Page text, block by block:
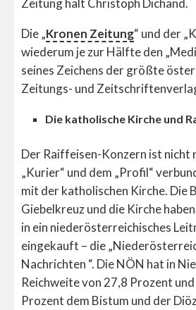
Die „Kronen Zeitung“ und der
wiederum je zur Hälfte den
seines Zeichens der größte
Zeitungs- und
Die katholische Kirche und
Der Raiffeisen-Konzern ist nicht
„Kurier“ und dem „Profil“
mit der katholischen Kirche. Die
Giebelkreuz und die Kirche
in ein niederösterreichisches
eingekauft – die
Nachrichten “. Die NÖN hat in
Reichweite von 27,8 Prozent
Prozent dem Bistum und der